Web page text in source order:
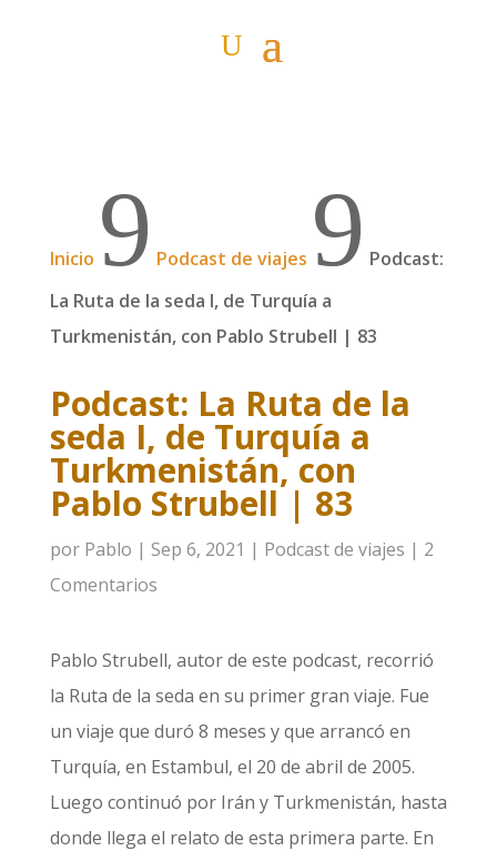
Inicio 9 Podcast de viajes 9 Podcast:
La Ruta de la seda I, de Turquía a
Turkmenistán, con Pablo Strubell | 83
Podcast: La Ruta de la
seda I, de Turquía a
Turkmenistán, con
Pablo Strubell | 83
por Pablo | Sep 6, 2021 | Podcast de viajes | 2
Comentarios
Pablo Strubell, autor de este podcast, recorrió
la Ruta de la seda en su primer gran viaje. Fue
un viaje que duró 8 meses y que arrancó en
Turquía, en Estambul, el 20 de abril de 2005.
Luego continuó por Irán y Turkmenistán, hasta
donde llega el relato de esta primera parte. En